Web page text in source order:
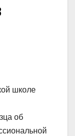
школе
об